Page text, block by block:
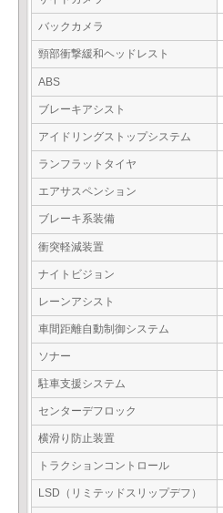
バックカメラ
頸部衝撃緩和ヘッドレスト
ABS
ブレーキアシスト
アイドリングストップシステム
ランフラットタイヤ
エアサスペンション
ブレーキ系装備
衝突軽減装置
ナイトビジョン
レーンアシスト
車間距離自動制御システム
ソナー
駐車支援システム
センターデフロック
横滑り防止装置
トラクションコントロール
LSD（リミテッドスリップデフ）